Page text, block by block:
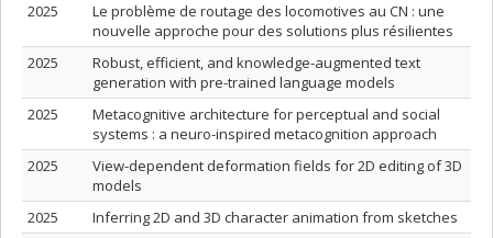
2025
Le problème de routage des locomotives au CN : une
nouvelle approche pour des solutions plus résilientes
2025
Robust, efficient, and knowledge-augmented text
generation with pre-trained language models
2025
Metacognitive architecture for perceptual and social
systems : a neuro-inspired metacognition approach
2025
View-dependent deformation fields for 2D editing of 3D
models
2025
Inferring 2D and 3D character animation from sketches